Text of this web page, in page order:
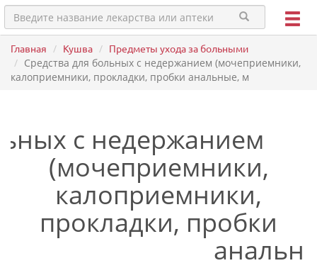
Главная Кушва Предметы ухода за больными
Средства для больных с недержанием (мочеприемники,
калоприемники, прокладки, пробки анальные, м
с недержанием
(мочеприемники,
калоприемники,
прокладки, пробки